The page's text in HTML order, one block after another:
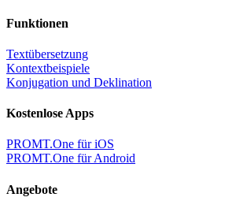
Funktionen
Textübersetzung
Kontextbeispiele
Konjugation und Deklination
Kostenlose Apps
PROMT.One für iOS
PROMT.One für Android
Angebote